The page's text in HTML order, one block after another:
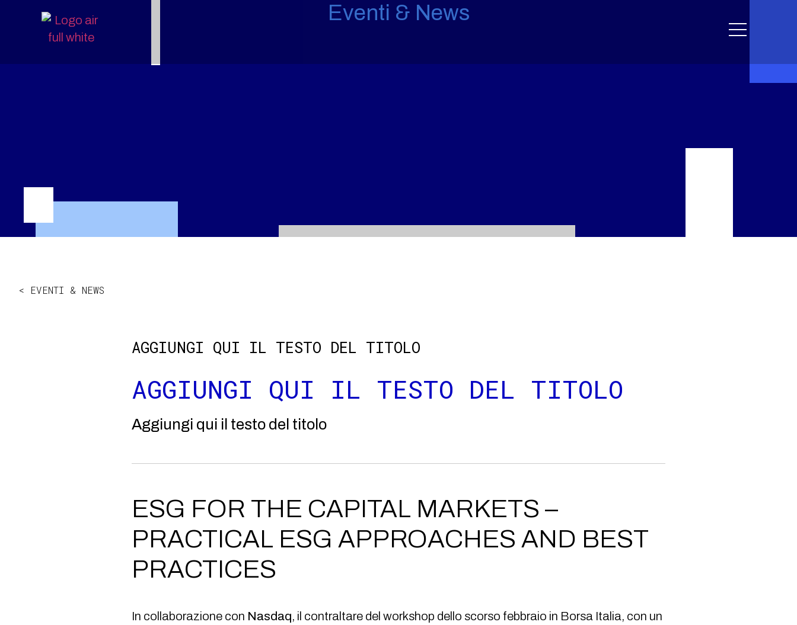
Eventi & News
< EVENTI & NEWS
AGGIUNGI QUI IL TESTO DEL TITOLO
AGGIUNGI QUI IL TESTO DEL TITOLO
Aggiungi qui il testo del titolo
ESG FOR THE CAPITAL MARKETS –
PRACTICAL ESG APPROACHES AND BEST
PRACTICES
In collaborazione con Nasdaq, il contraltare del workshop dello scorso febbraio in Borsa Italia, con un